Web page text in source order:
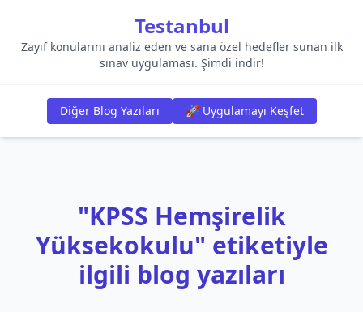
Testanbul
Zayıf konularını analiz eden ve sana özel hedefler sunan ilk
sınav uygulaması. Şimdi indir!
Diğer Blog Yazıları 🚀 Uygulamayı Keşfet
"KPSS Hemşirelik
Yüksekokulu" etiketiyle
ilgili blog yazıları